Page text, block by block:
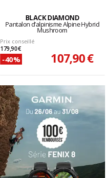
BLACK DIAMOND
Pantalon d’alpinisme Alpine Hybrid
Mushroom
Prix conseillé
179,90 €
-40% 107,90 €